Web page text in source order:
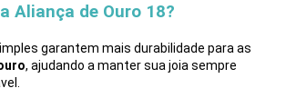
Aliança de Ouro 18?
garantem mais durabilidade para as
, ajudando a manter sua joia sempre